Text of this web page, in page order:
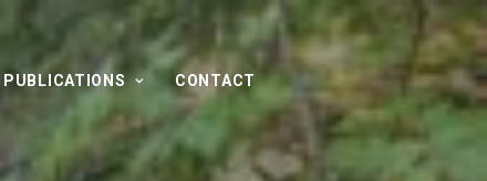
PUBLICATIONS CONTACT